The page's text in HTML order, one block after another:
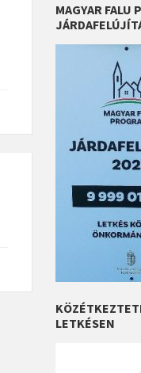
MAGYAR FALU
LETKÉSEN